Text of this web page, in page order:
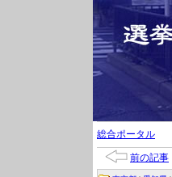
総合ポータル
前の記事